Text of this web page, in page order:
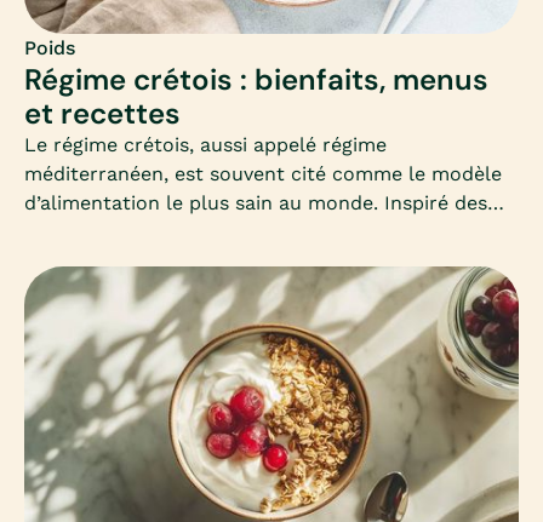
Poids
Régime crétois : bienfaits, menus
et recettes
Le régime crétois, aussi appelé régime
méditerranéen, est souvent cité comme le modèle
d’alimentation le plus sain au monde. Inspiré des
simplicité, les produits frais et les bonnes graisses.
Mais peut-il vraiment aider à maigrir ? Comment
l’adapter en hiver ? Voici un guide complet pour
comprendre et adopter ce mode d’alimentation
équilibré.